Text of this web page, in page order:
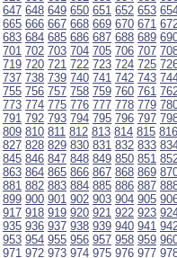
647 648 649 650 651 652 653
665 666 667 668 669 670 671
683 684 685 686 687 688 689
701 702 703 704 705 706 707
719 720 721 722 723 724 725
737 738 739 740 741 742 743
755 756 757 758 759 760 761
773 774 775 776 777 778 779
791 792 793 794 795 796 797
809 810 811 812 813 814 815 816
827 828 829 830 831 832 833
845 846 847 848 849 850 851
863 864 865 866 867 868 869
881 882 883 884 885 886 887
899 900 901 902 903 904 905
917 918 919 920 921 922 923
935 936 937 938 939 940 941
953 954 955 956 957 958 959
971 972 973 974 975 976 977